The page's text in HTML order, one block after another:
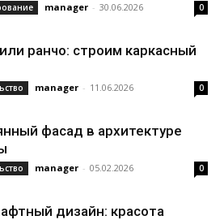
manager - 30.06.2026 0
ранчо: строим каркасный
manager - 11.06.2026 0
фасад в архитектуре
manager - 05.02.2026 0
дизайн: красота